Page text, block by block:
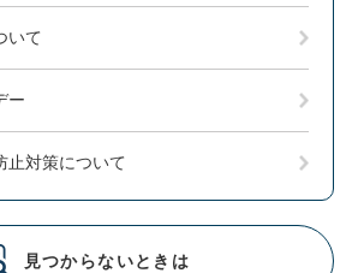
いて
ー
止対策について
見つからないときは